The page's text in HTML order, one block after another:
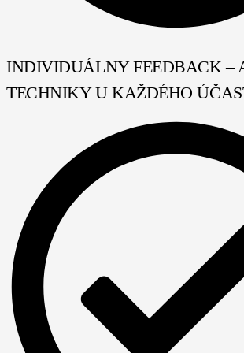
INDIVIDUÁLNY FEEDBACK –
TECHNIKY U KAŽDÉHO